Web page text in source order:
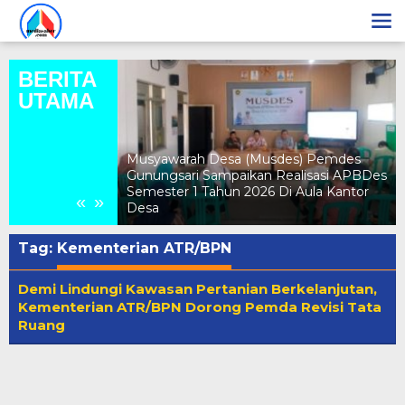
Lewati
konten
BERITA
UTAMA
« »
Musyawarah Desa (Musdes) Pemdes
Gunungsari Sampaikan Realisasi APBDes
Semester 1 Tahun 2026 Di Aula Kantor
Desa
Tag: Kementerian ATR/BPN
Demi Lindungi Kawasan Pertanian Berkelanjutan,
Kementerian ATR/BPN Dorong Pemda Revisi Tata
Ruang